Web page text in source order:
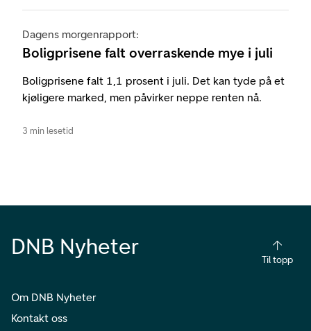
Dagens morgenrapport:
Boligprisene falt overraskende mye i juli
Boligprisene falt 1,1 prosent i juli. Det kan tyde på et
kjøligere marked, men påvirker neppe renten nå.
3 min lesetid
DNB Nyheter
Til topp
Om DNB Nyheter
Kontakt oss